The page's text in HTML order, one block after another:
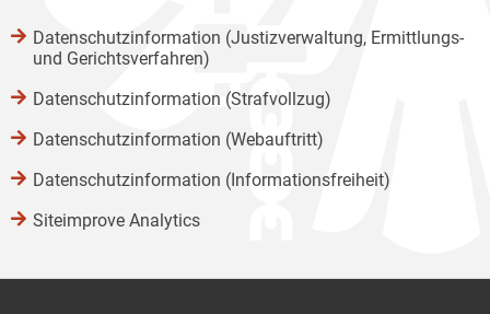
Datenschutzinformation (Justizverwaltung, Ermittlungs-
und Gerichtsverfahren)
Datenschutzinformation (Strafvollzug)
Datenschutzinformation (Webauftritt)
Datenschutzinformation (Informationsfreiheit)
Siteimprove Analytics